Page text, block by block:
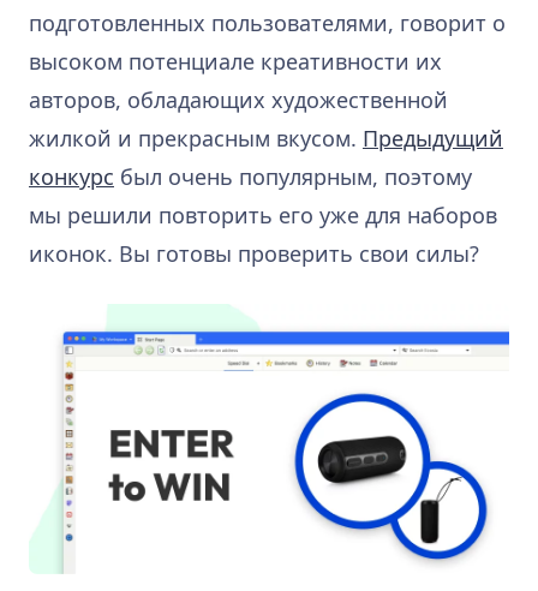
подготовленных пользователями, говорит о
высоком потенциале креативности их
авторов, обладающих художественной
жилкой и прекрасным вкусом. Предыдущий
конкурс был очень популярным, поэтому
мы решили повторить его уже для наборов
иконок. Вы готовы проверить свои силы?